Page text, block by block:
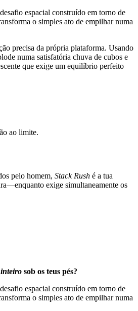
espacial construído em torno de
o simples ato de empilhar numa
precisa da própria plataforma. Usando
numa satisfatória chuva de cubos e
que exige um equilíbrio perfeito
ao limite.
pelo homem, Stack Rush é a tua
exige simultaneamente os
sob os teus pés?
espacial construído em torno de
o simples ato de empilhar numa